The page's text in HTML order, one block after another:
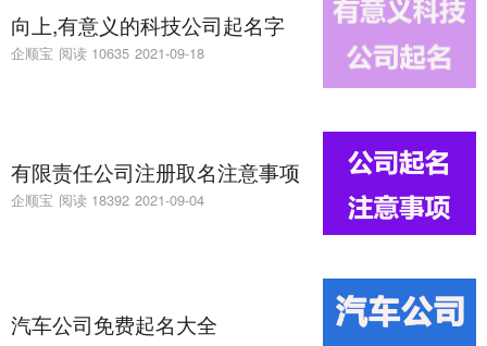
向上,有意义的科技公司起名字
企顺宝 阅读 10635 2021-09-18
有限责任公司注册取名注意事项
企顺宝 阅读 18392 2021-09-04
汽车公司免费起名大全